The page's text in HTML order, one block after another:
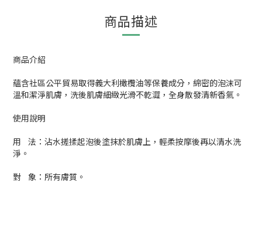
商品描述
商品介紹
蘊含社區公平貿易取得義大利橄欖油等保養成分，綿密的泡沫可
溫和潔淨肌膚，洗後肌膚細緻光滑不乾澀，全身散發清新香氣。
使用說明
用 法：沾水搓揉起泡後塗抹於肌膚上，輕柔按摩後再以清水洗
淨。
對 象：所有膚質。